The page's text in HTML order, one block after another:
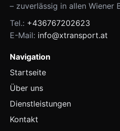
– zuverlässig in allen Wiener
Tel.: +436767202623
E-Mail: info@xtransport.at
Navigation
Startseite
Über uns
Dienstleistungen
Kontakt